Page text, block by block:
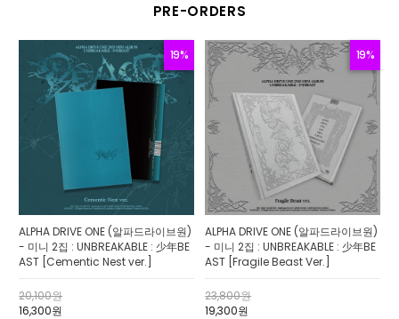
PRE-ORDERS
19%
ALPHA DRIVE ONE (알파드라이브원)
- 미니 2집 : UNBREAKABLE : 少年BE
AST [Cementic Nest ver.]
20,100원
16,300원
19%
ALPHA DRIVE ONE (알파드라이브원)
- 미니 2집 : UNBREAKABLE : 少年BE
AST [Fragile Beast Ver.]
23,800원
19,300원